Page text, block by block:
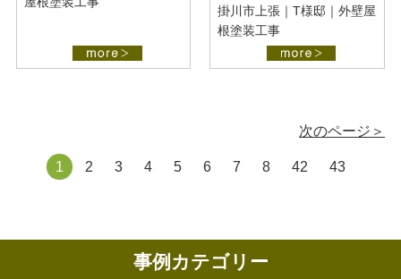
掛川市上張｜T様邸｜外壁屋
根塗装工事
1 2 3 4 5 6 7 8 42 43
次のページ＞
事例カテゴリー